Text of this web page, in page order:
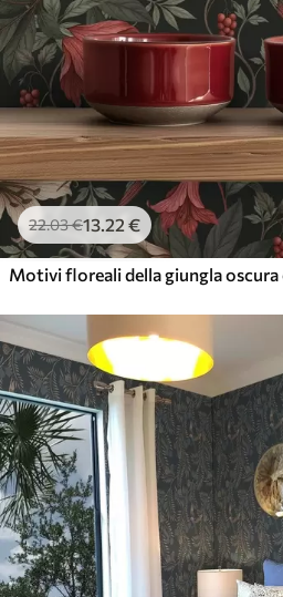
22.03€13.22 €